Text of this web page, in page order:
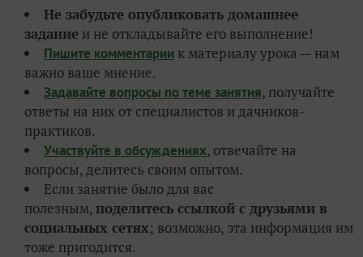
Не забудьте опубликовать домашнее
задание и не откладывайте его выполнение!
Пишите комментарии к материалу урока — нам
важно ваше мнение.
Задавайте вопросы по теме занятия, получайте
ответы на них от специалистов и дачников-
практиков.
Участвуйте в обсуждениях, отвечайте на
вопросы, делитесь своим опытом.
Если занятие было для вас
полезным, поделитесь ссылкой с друзьями в
социальных сетях; возможно, эта информация им
тоже пригодится.